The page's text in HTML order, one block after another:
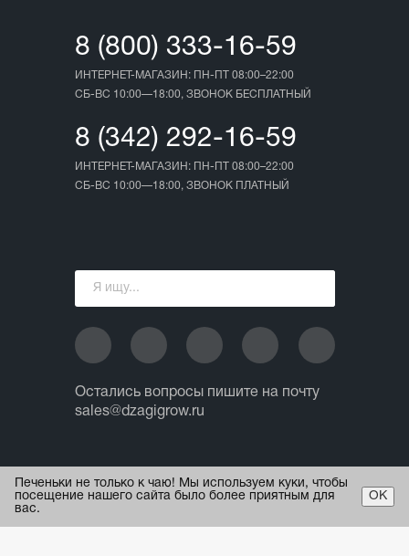
8 (800) 333-16-59
ИНТЕРНЕТ-МАГАЗИН: ПН-ПТ 08:00–22:00
СБ-ВС 10:00—18:00, ЗВОНОК БЕСПЛАТНЫЙ
8 (342) 292-16-59
ИНТЕРНЕТ-МАГАЗИН: ПН-ПТ 08:00–22:00
СБ-ВС 10:00—18:00, ЗВОНОК ПЛАТНЫЙ
Остались вопросы пишите на почту
sales@dzagigrow.ru
© 2013 - 2026 ИП Ежов А.А.
Все права защищены.
Печеньки не только к чаю! Мы используем куки, чтобы
посещение нашего сайта было более приятным для
вас.
ОК